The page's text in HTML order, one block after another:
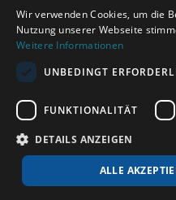
Wir verwenden Cookies, um die
Nutzung unserer Webseite
Weitere Informationen
UNBEDINGT
FUNKTIONALITÄT
DETAILS ANZEIGEN
ALLE